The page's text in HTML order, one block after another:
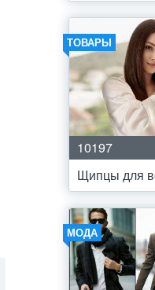
ТОВАРЫ
10197
Щипцы для
МОДА